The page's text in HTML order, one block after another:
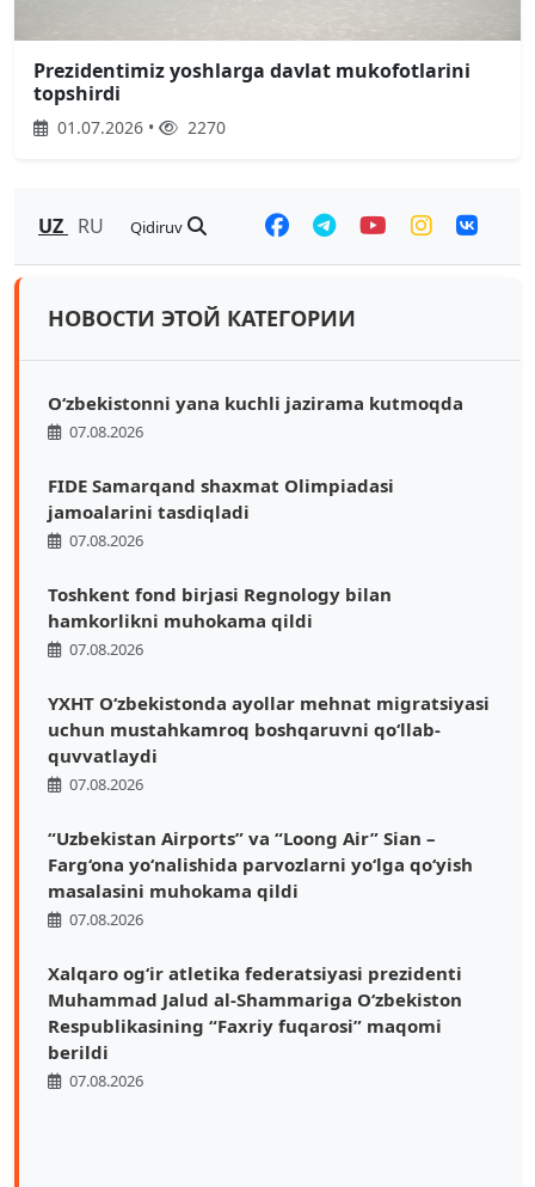
Prezidentimiz yoshlarga davlat mukofotlarini
topshirdi
01.07.2026 • 2270
UZ RU Qidiruv
НОВОСТИ ЭТОЙ КАТЕГОРИИ
O‘zbekistonni yana kuchli jazirama kutmoqda
07.08.2026
FIDE Samarqand shaxmat Olimpiadasi
jamoalarini tasdiqladi
07.08.2026
Toshkent fond birjasi Regnology bilan
hamkorlikni muhokama qildi
07.08.2026
YXHT O‘zbekistonda ayollar mehnat migratsiyasi
uchun mustahkamroq boshqaruvni qo‘llab-
quvvatlaydi
07.08.2026
“Uzbekistan Airports” va “Loong Air” Sian –
Farg‘ona yo‘nalishida parvozlarni yo‘lga qo‘yish
masalasini muhokama qildi
07.08.2026
Xalqaro ogʻir atletika federatsiyasi prezidenti
Muhammad Jalud al-Shammariga Oʻzbekiston
Respublikasining “Faxriy fuqarosi” maqomi
berildi
07.08.2026